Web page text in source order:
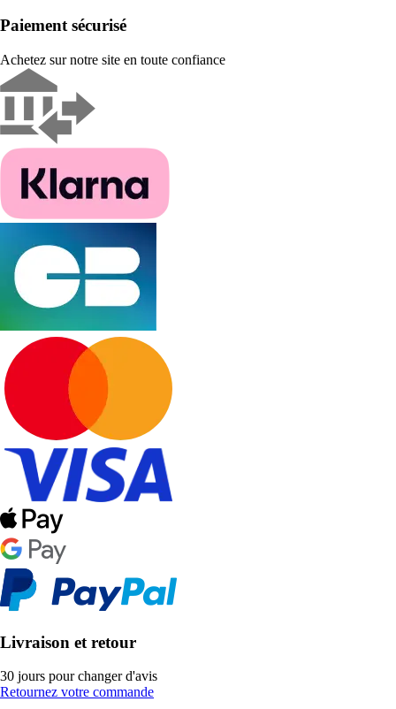
Paiement sécurisé
Achetez sur notre site en toute confiance
Livraison et retour
30 jours pour changer d'avis
Retournez votre commande